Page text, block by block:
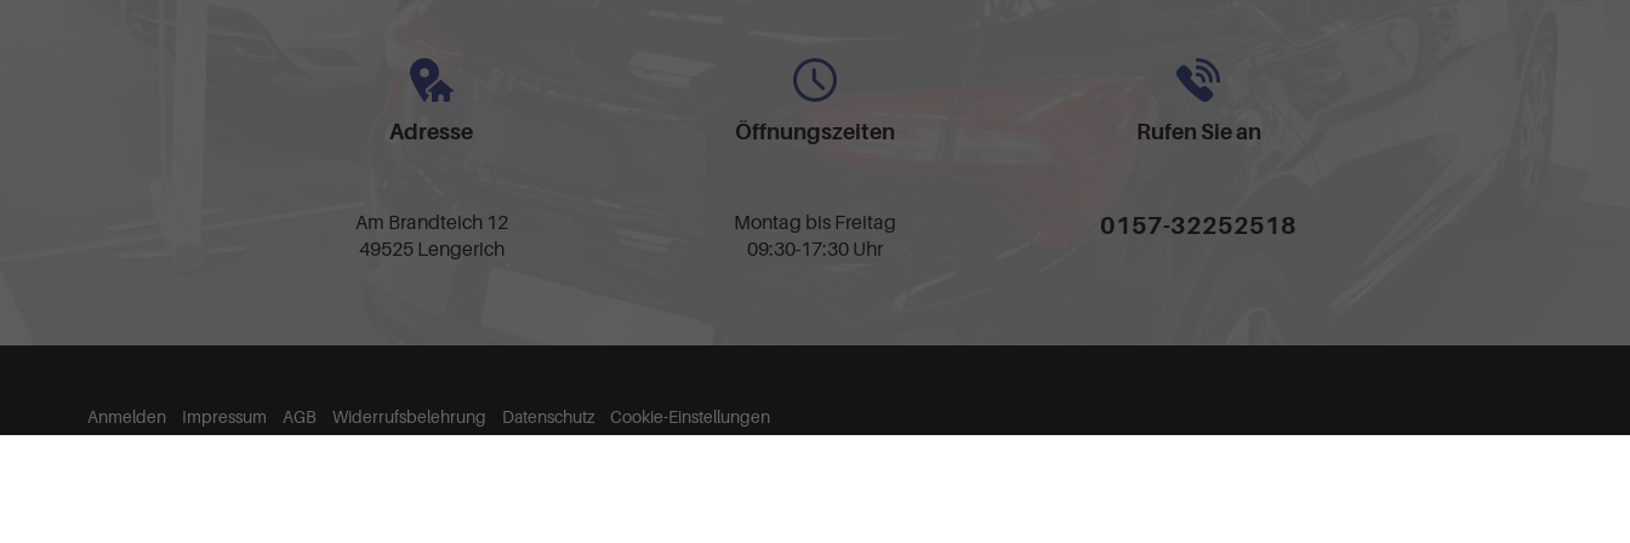
Adresse
Am Brandteich 12
49525 Lengerich
Öffnungszeiten
Montag bis Freitag
09:30-17:30 Uhr
Rufen Sie an
0157-32252518
Anmelden Impressum AGB Widerrufsbelehrung Datenschutz Cookie-Einstellungen